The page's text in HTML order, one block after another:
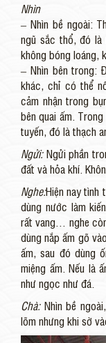
Nhìn
– Nhìn bề ngoài:
ngũ sắc thổ, đó là
không bóng loáng,
– Nhìn bên trong:
khác, chỉ có thể
cảm nhận trong
bên quai ấm.
tuyến, đó là thạch
Ngửi:Ngửi phần
đất và hỏa khí.
Nghe:Hiện nay tình
dùng nước làm
rất vang… nghe
dùng nắp ấm gõ
ấm, sau đó dùng
miệng ấm. Nếu là
như ngọc như đá.
Chà:Nhìn bề
lõm nhưng khi sờ